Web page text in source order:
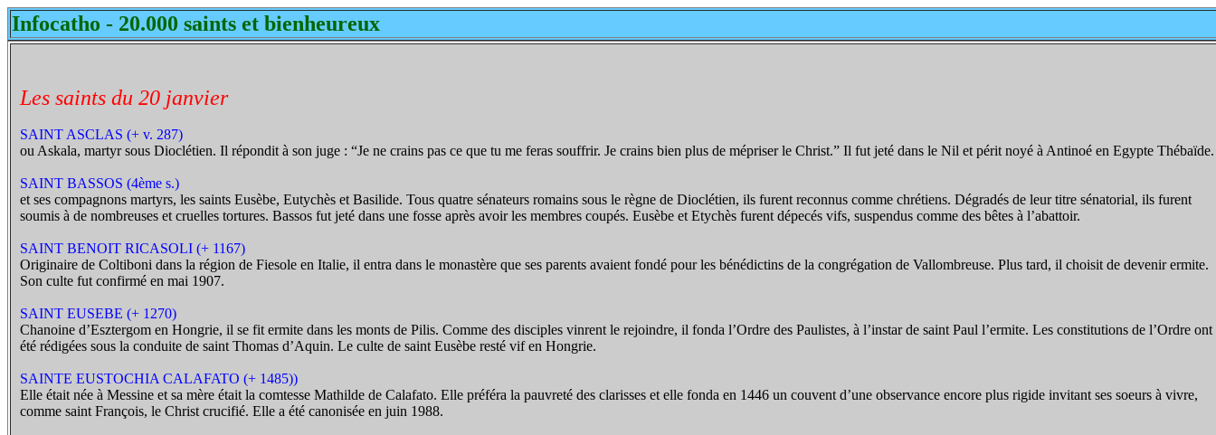
Infocatho - 20.000 saints et bienheureux
Les saints du 20 janvier
SAINT ASCLAS (+ v. 287)
ou Askala, martyr sous Dioclétien. Il répondit à son juge : “Je ne crains pas ce que tu me feras souffrir. Je crains bien plus de mépriser le Christ.” Il fut jeté dans le Nil et périt noyé à Antinoé en Egypte Thébaïde.
SAINT BASSOS (4ème s.)
et ses compagnons martyrs, les saints Eusèbe, Eutychès et Basilide. Tous quatre sénateurs romains sous le règne de Dioclétien, ils furent reconnus comme chrétiens. Dégradés de leur titre sénatorial, ils furent
soumis à de nombreuses et cruelles tortures. Bassos fut jeté dans une fosse après avoir les membres coupés. Eusèbe et Etychès furent dépecés vifs, suspendus comme des bêtes à l’abattoir.
SAINT BENOIT RICASOLI (+ 1167)
Originaire de Coltiboni dans la région de Fiesole en Italie, il entra dans le monastère que ses parents avaient fondé pour les bénédictins de la congrégation de Vallombreuse. Plus tard, il choisit de devenir ermite.
Son culte fut confirmé en mai 1907.
SAINT EUSEBE (+ 1270)
Chanoine d’Esztergom en Hongrie, il se fit ermite dans les monts de Pilis. Comme des disciples vinrent le rejoindre, il fonda l’Ordre des Paulistes, à l’instar de saint Paul l’ermite. Les constitutions de l’Ordre ont
été rédigées sous la conduite de saint Thomas d’Aquin. Le culte de saint Eusèbe resté vif en Hongrie.
SAINTE EUSTOCHIA CALAFATO (+ 1485))
Elle était née à Messine et sa mère était la comtesse Mathilde de Calafato. Elle préféra la pauvreté des clarisses et elle fonda en 1446 un couvent d’une observance encore plus rigide invitant ses soeurs à vivre,
comme saint François, le Christ crucifié. Elle a été canonisée en juin 1988.